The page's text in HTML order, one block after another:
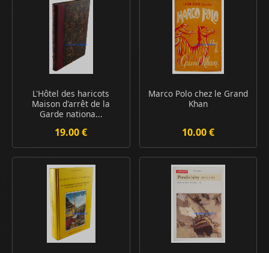
L'Hôtel des haricots
Maison d'arrêt de la
Garde nationa...
19.00 €
Marco Polo chez le Grand
Khan
10.00 €